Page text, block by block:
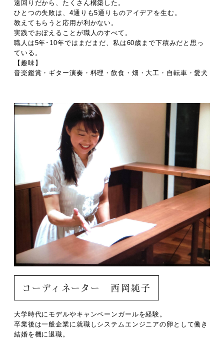
遠回りだから、たくさん構築した。
ひとつの失敗は、4通りも5通りものアイデアを生む。
教えてもらうと応用が利かない。
実践でおぼえることが職人のすべて。
職人は5年･10年ではまだまだ、私は60歳まで下積みだと思っ
ている。
【趣味】
音楽鑑賞・ギター演奏・料理・飲食・畑・大工・自転車・愛犬
コーディネーター 西岡純子
大学時代にモデルやキャンペーンガールを経験。
卒業後は一般企業に就職しシステムエンジニアの卵として働き
結婚を機に退職。